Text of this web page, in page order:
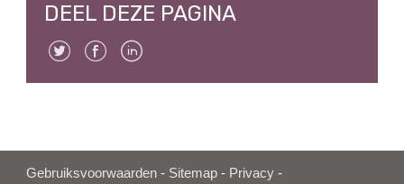
DEEL DEZE PAGINA
Twitter Facebook
Gebruiksvoorwaarden - Sitemap - Privacy -